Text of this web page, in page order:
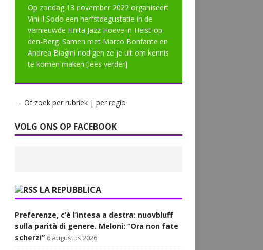
Op zondag 13 november 2022 organiseert
Vini il Sodo een herfstdegustatie in de
vernieuwde Hnita Jazz Hoeve in Heist-op-
den-Berg. Samen met Marco Bonfante en
Andrea Biagini nodigen ze je uit om kennis
te komen maken [lees verder]
→ Of zoek per rubriek | per regio
VOLG ONS OP FACEBOOK
LA REPUBBLICA
Preferenze, c’è l’intesa a destra: nuovbluff
sulla parità di genere. Meloni: “Ora non fate
scherzi” 6 augustus 2026